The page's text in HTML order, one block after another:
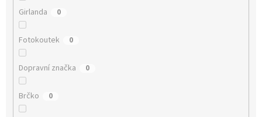
Girlanda 0
Fotokoutek 0
Dopravní značka 0
Brčko 0